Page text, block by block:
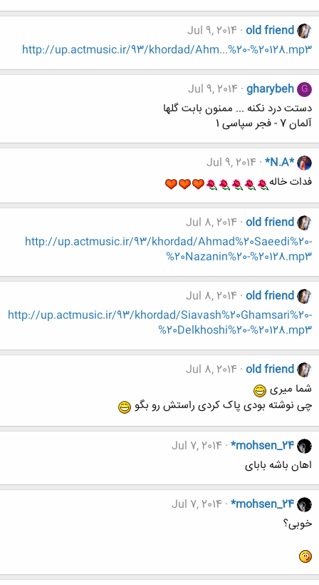
old friend
Jul 9, 2014
http://up.actmusic.ir/93/khordad/Ahm...%20-%20128.mp3
G
gharybeh
Jul 9, 2014
دستت درد نکنه ... ممنون بابت گلها
آلمان 7 - فجر سپاسی 1
*N.A*
Jul 9, 2014
فدات خاله
old friend
Jul 8, 2014
http://up.actmusic.ir/93/khordad/Ahmad%20Saeedi%20-
%20Nazanin%20-%20128.mp3
old friend
Jul 8, 2014
http://up.actmusic.ir/93/khordad/Siavash%20Ghamsari%20-
%20Delkhoshi%20-%20128.mp3
old friend
Jul 8, 2014
شما میری
چی نوشته بودی پاک کردی راستش رو بگو
*mohsen_24
Jul 7, 2014
اهان باشه بابای
*mohsen_24
Jul 7, 2014
خوبی؟